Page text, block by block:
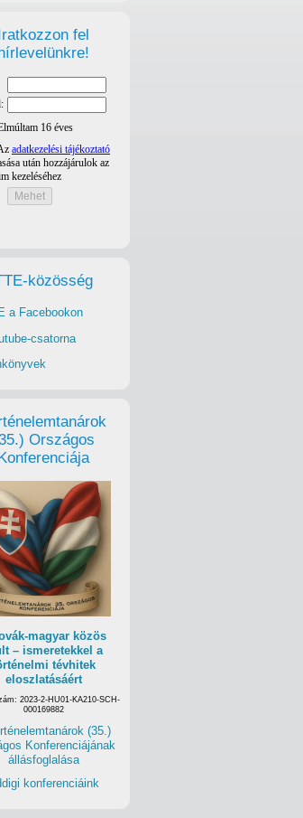
fel
közösség
a Facebookon
csatorna
Országos
Konferenciája
magyar közös
– ismeretekkel a
tévhitek
eloszlatásáért
2023-2-HU01-KA210-SCH-
000169882
(35.)
Konferenciájának
állásfoglalása
konferenciáink